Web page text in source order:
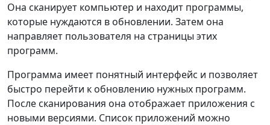
Она сканирует компьютер и находит программы,
которые нуждаются в обновлении. Затем она
направляет пользователя на страницы этих
программ.
Программа имеет понятный интерфейс и позволяет
быстро перейти к обновлению нужных программ.
После сканирования она отображает приложения с
новыми версиями. Список приложений можно